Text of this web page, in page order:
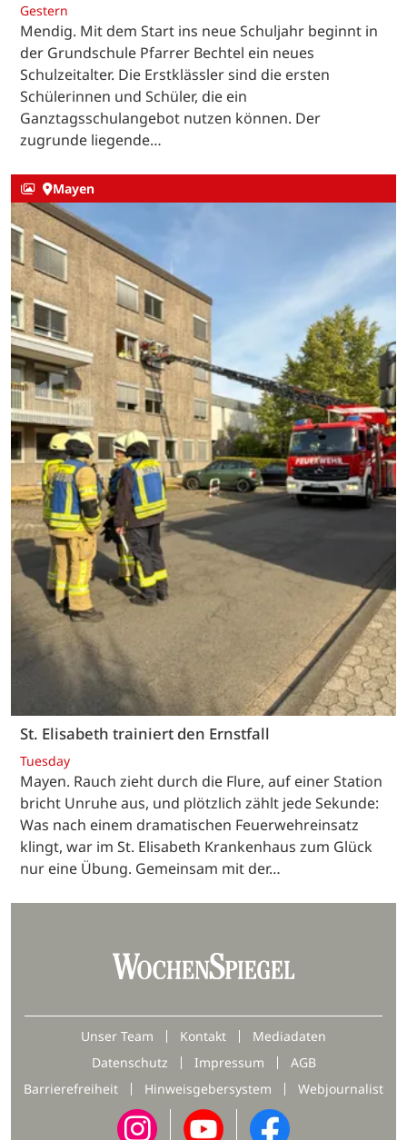
Gestern
Mendig. Mit dem Start ins neue Schuljahr beginnt in
der Grundschule Pfarrer Bechtel ein neues
Schulzeitalter. Die Erstklässler sind die ersten
Schülerinnen und Schüler, die ein
Ganztagsschulangebot nutzen können. Der
zugrunde liegende…
Mayen
St. Elisabeth trainiert den Ernstfall
Tuesday
Mayen. Rauch zieht durch die Flure, auf einer Station
bricht Unruhe aus, und plötzlich zählt jede Sekunde:
Was nach einem dramatischen Feuerwehreinsatz
klingt, war im St. Elisabeth Krankenhaus zum Glück
nur eine Übung. Gemeinsam mit der…
Unser Team Kontakt
Mediadaten
Datenschutz
Impressum
AGB
Barrierefreiheit
Hinweisgebersystem Webjournalist